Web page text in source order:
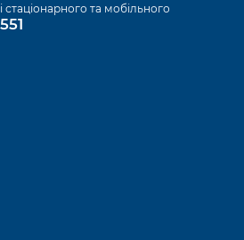
стаціонарного та мобільного